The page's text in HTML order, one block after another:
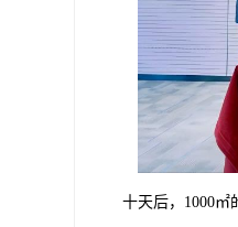
十天后，1000